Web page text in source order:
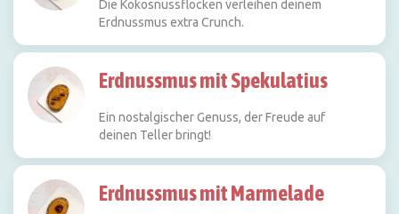
Die Kokosnussflocken verleihen deinem
Erdnussmus extra Crunch.
Erdnussmus mit Spekulatius
Ein nostalgischer Genuss, der Freude auf
deinen Teller bringt!
Erdnussmus mit Marmelade